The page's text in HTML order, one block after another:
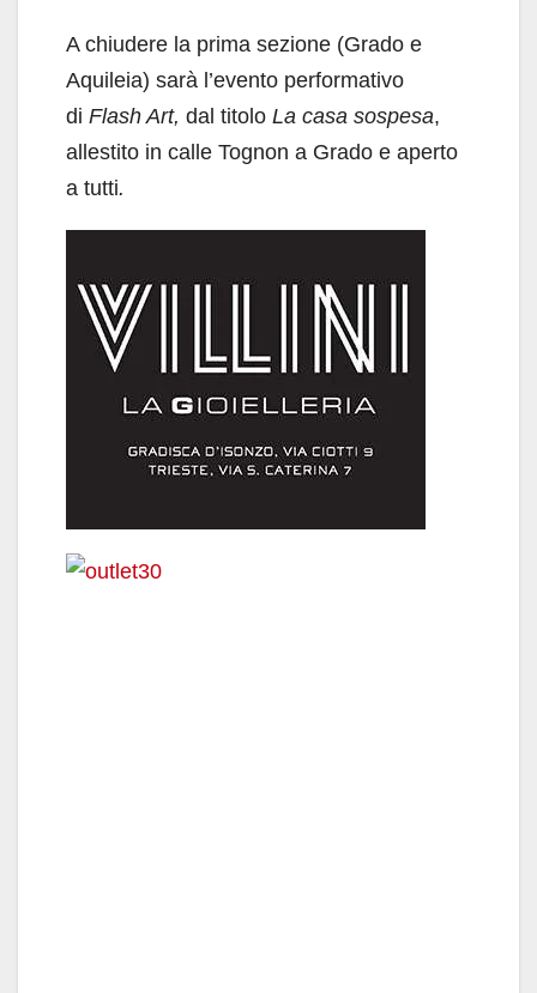
A chiudere la prima sezione (Grado e
Aquileia) sarà l’evento performativo
di Flash Art, dal titolo La casa sospesa,
allestito in calle Tognon a Grado e aperto
a tutti.